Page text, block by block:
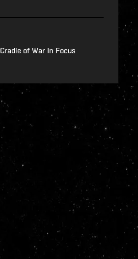
Cradle of War In Focus